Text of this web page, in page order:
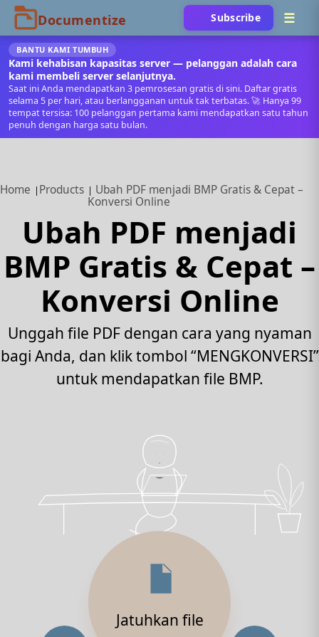
Subscribe
BANTU KAMI TUMBUH
Kami kehabisan kapasitas server — pelanggan adalah cara
kami membeli server selanjutnya.
Saat ini Anda mendapatkan 3 pemrosesan gratis di sini. Daftar gratis
selama 5 per hari, atau berlangganan untuk tak terbatas. 🚀 Hanya 99
tempat tersisa: 100 pelanggan pertama kami mendapatkan satu tahun
penuh dengan harga satu bulan.
Home Products
Ubah PDF menjadi BMP Gratis & Cepat –
Konversi Online
Ubah PDF menjadi
BMP Gratis & Cepat –
Konversi Online
Unggah file PDF dengan cara yang nyaman
bagi Anda, dan klik tombol “MENGKONVERSI”
untuk mendapatkan file BMP.
Jatuhkan file